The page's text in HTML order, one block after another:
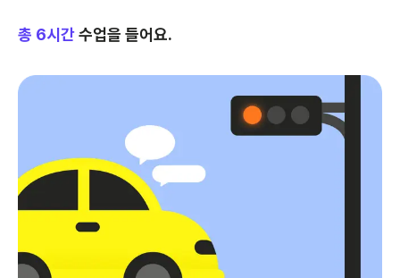
총 6시간수업을 들어요.